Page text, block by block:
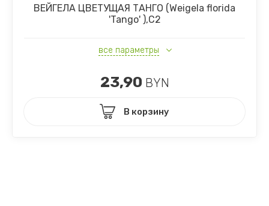
ВЕЙГЕЛА ЦВЕТУЩАЯ ТАНГО (Weigela florida
'Tango' ),С2
все параметры
23,90 BYN
В корзину